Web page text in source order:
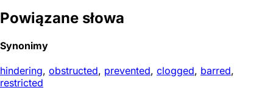
Powiązane słowa
Synonimy
hindering, obstructed, prevented, clogged, barred,
restricted